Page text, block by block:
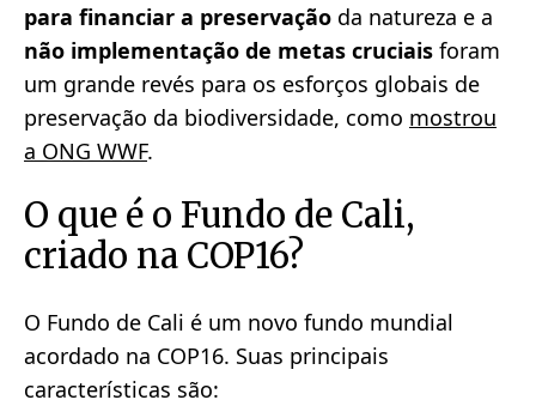
para financiar a preservação da natureza e a
não implementação de metas cruciais foram
um grande revés para os esforços globais de
preservação da biodiversidade, como mostrou
a ONG WWF.
O que é o Fundo de Cali,
criado na COP16?
O Fundo de Cali é um novo fundo mundial
acordado na COP16. Suas principais
características são: